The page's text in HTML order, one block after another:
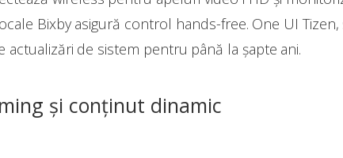
Bixby asigură control hands-free. One UI
actualizări de sistem pentru până la șapte ani.
și conținut dinamic